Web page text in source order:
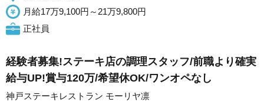
月給17万9,100円～21万9,800円
正社員
経験者募集!ステーキ店の調理スタッフ/前職より確実
給与UP!賞与120万/希望休OK/ワンオペなし
神戸ステーキレストラン モーリヤ凛